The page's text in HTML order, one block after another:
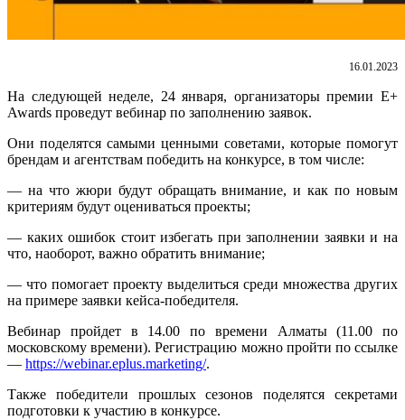
16.01.2023
На следующей неделе, 24 января, организаторы премии E+
Awards проведут вебинар по заполнению заявок.
Они поделятся самыми ценными советами, которые помогут
брендам и агентствам победить на конкурсе, в том числе:
— на что жюри будут обращать внимание, и как по новым
критериям будут оцениваться проекты;
— каких ошибок стоит избегать при заполнении заявки и на
что, наоборот, важно обратить внимание;
— что помогает проекту выделиться среди множества других
на примере заявки кейса-победителя.
Вебинар пройдет в 14.00 по времени Алматы (11.00 по
московскому времени). Регистрацию можно пройти по ссылке
— https://webinar.eplus.marketing/.
Также победители прошлых сезонов поделятся секретами
подготовки к участию в конкурсе.